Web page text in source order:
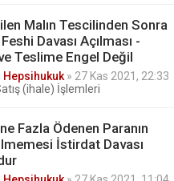
Malın Tescilinden Sonra
Davası Açılması -
Teslime Engel Değil
Hepsihukuk» 27 Kas 2021, 22:33
(ihale) İşlemleri
Fazla Ödenen Paranın
İstirdat Davası